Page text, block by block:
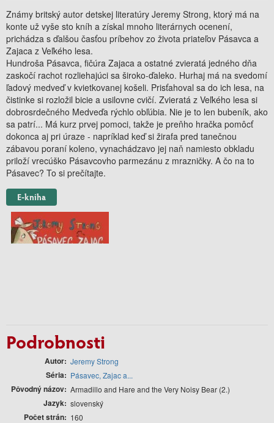
Známy britský autor detskej literatúry Jeremy Strong, ktorý má na
konte už vyše sto kníh a získal mnoho literárnych ocenení,
prichádza s ďalšou časťou príbehov zo života priateľov Pásavca a
Zajaca z Veľkého lesa.
Hundroša Pásavca, fičúra Zajaca a ostatné zvieratá jedného dňa
zaskočí rachot rozliehajúci sa široko-ďaleko. Hurhaj má na svedomí
ľadový medveď v kvietkovanej košeli. Prisťahoval sa do ich lesa, na
čistinke si rozložil bicie a usilovne cvičí. Zvieratá z Veľkého lesa si
dobrosrdečného Medveďa rýchlo obľúbia. Nie je to len bubeník, ako
sa patrí... Má kurz prvej pomoci, takže je preňho hračka pomôcť
dokonca aj pri úraze - napríklad keď si žirafa pred tanečnou
zábavou poraní koleno, vynachádzavo jej naň namiesto obkladu
priloží vrecúško Pásavcovho parmezánu z mrazničky. A čo na to
Pásavec? To si prečítajte.
E-kniha
Podrobnosti
Autor Jeremy Strong
Séria Pásavec, Zajac a...
Pôvodný názov Armadillo and Hare and the Very Noisy Bear (2.)
Jazyk slovenský
Počet strán 160